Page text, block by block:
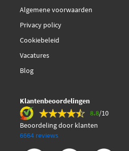
Algemene voorwaarden
Privacy policy
Cookiebeleid
Vacatures
Blog
Klantenbeoordelingen
8.8/10
Beoordeling door klanten
6664 reviews